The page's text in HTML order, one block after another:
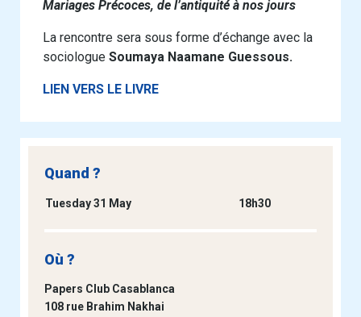
Mariages Précoces, de l’antiquité à nos jours
La rencontre sera sous forme d’échange avec la
sociologue Soumaya Naamane Guessous.
LIEN VERS LE LIVRE
Quand ?
Tuesday 31 May 18h30
Où ?
Papers Club Casablanca
108 rue Brahim Nakhai